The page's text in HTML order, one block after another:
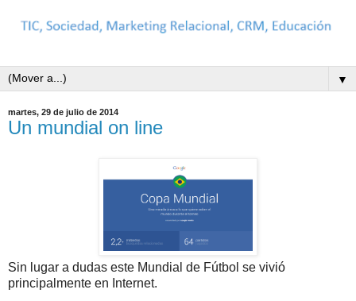
▼
martes, 29 de julio de 2014
Un mundial on line
Sin lugar a dudas este Mundial de Fútbol se vivió
principalmente en Internet.